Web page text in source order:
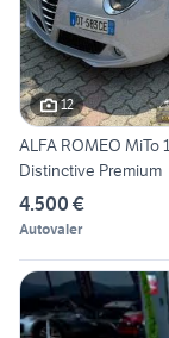
12
ALFA ROMEO MiTo
Distinctive Premium
4.500 €
Autovaler